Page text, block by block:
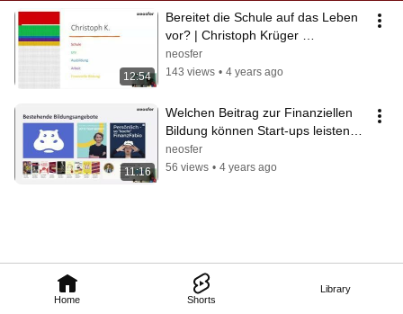
Home Shorts
Library
12:54
Bereitet die Schule auf das Leben
vor? | Christoph Krüger
(Schulgelaber.de)
neosfer
143 views • 4 years ago
11:16
Welchen Beitrag zur Finanziellen
Bildung können Start-ups leisten? |
Sophie Thurner (Beatvest)
neosfer
56 views • 4 years ago